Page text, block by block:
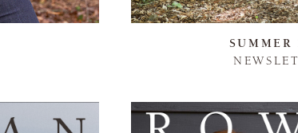
SUMMER